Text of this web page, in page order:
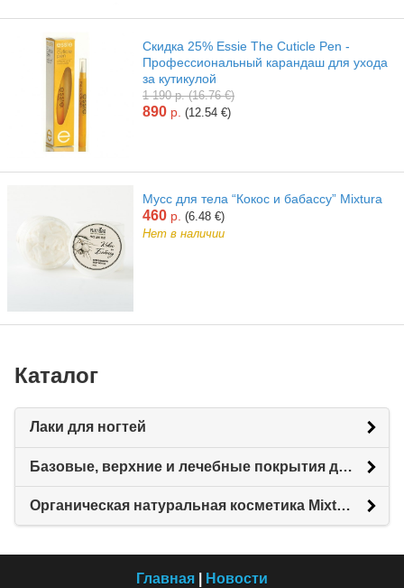
Скидка 25% Essie The Cuticle Pen -
Профессиональный карандаш для ухода
за кутикулой
1 190 р. (16.76 €)
890 р. (12.54 €)
Мусс для тела “Кокос и бабассу” Mixtura
460 р. (6.48 €)
Нет в наличии
Каталог
Лаки для ногтей
Базовые, верхние и лечебные покрытия для ногтей, уходовые средства
Органическая натуральная косметика Mixtura - уход для рук, ногтей, кожи, тела и волос
Главная Новости